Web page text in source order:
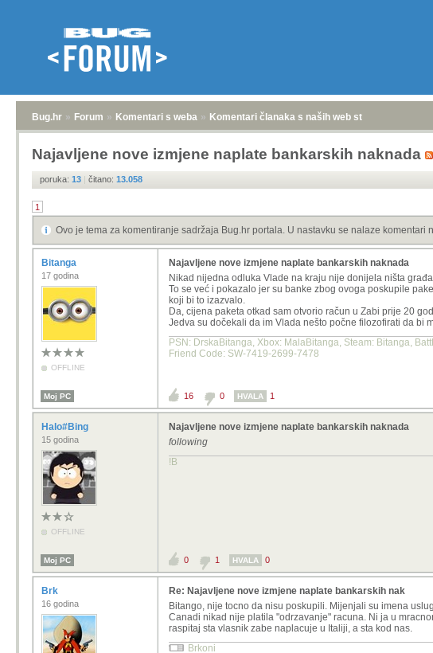
Bug.hr » Forum » Komentari s weba » Komentari članaka s naših web stranica
Najavljene nove izmjene naplate bankarskih naknada
poruka: 13 | čitano: 13.058
1
Ovo je tema za komentiranje sadržaja Bug.hr portala. U nastavku se nalaze komentari
Bitanga
17 godina
OFFLINE
Najavljene nove izmjene naplate bankarskih naknada
Nikad nijedna odluka Vlade na kraju nije donijela ništa
To se već i pokazalo jer su banke zbog ovoga poskupile
koji bi to izazvalo.
Da, cijena paketa otkad sam otvorio račun u Zabi prije 20
Jedva su dočekali da im Vlada nešto počne filozofirati da bi
PSN: DrskaBitanga, Xbox: MalaBitanga, Steam: Bitanga,
Friend Code: SW-7419-2699-7478
Moj PC 16 0 HVALA 1
Halo#Bing
15 godina
OFFLINE
Najavljene nove izmjene naplate bankarskih naknada
following
!B
Moj PC 0 1 HVALA 0
Brk
16 godina
Re: Najavljene nove izmjene naplate bankarskih nak
Bitango, nije tocno da nisu poskupili. Mijenjali su imena
Canadi nikad nije platila "odrzavanje" racuna. Ni ja u
raspitaj sta vlasnik zabe naplacuje u Italiji, a sta kod nas.
Brkoni